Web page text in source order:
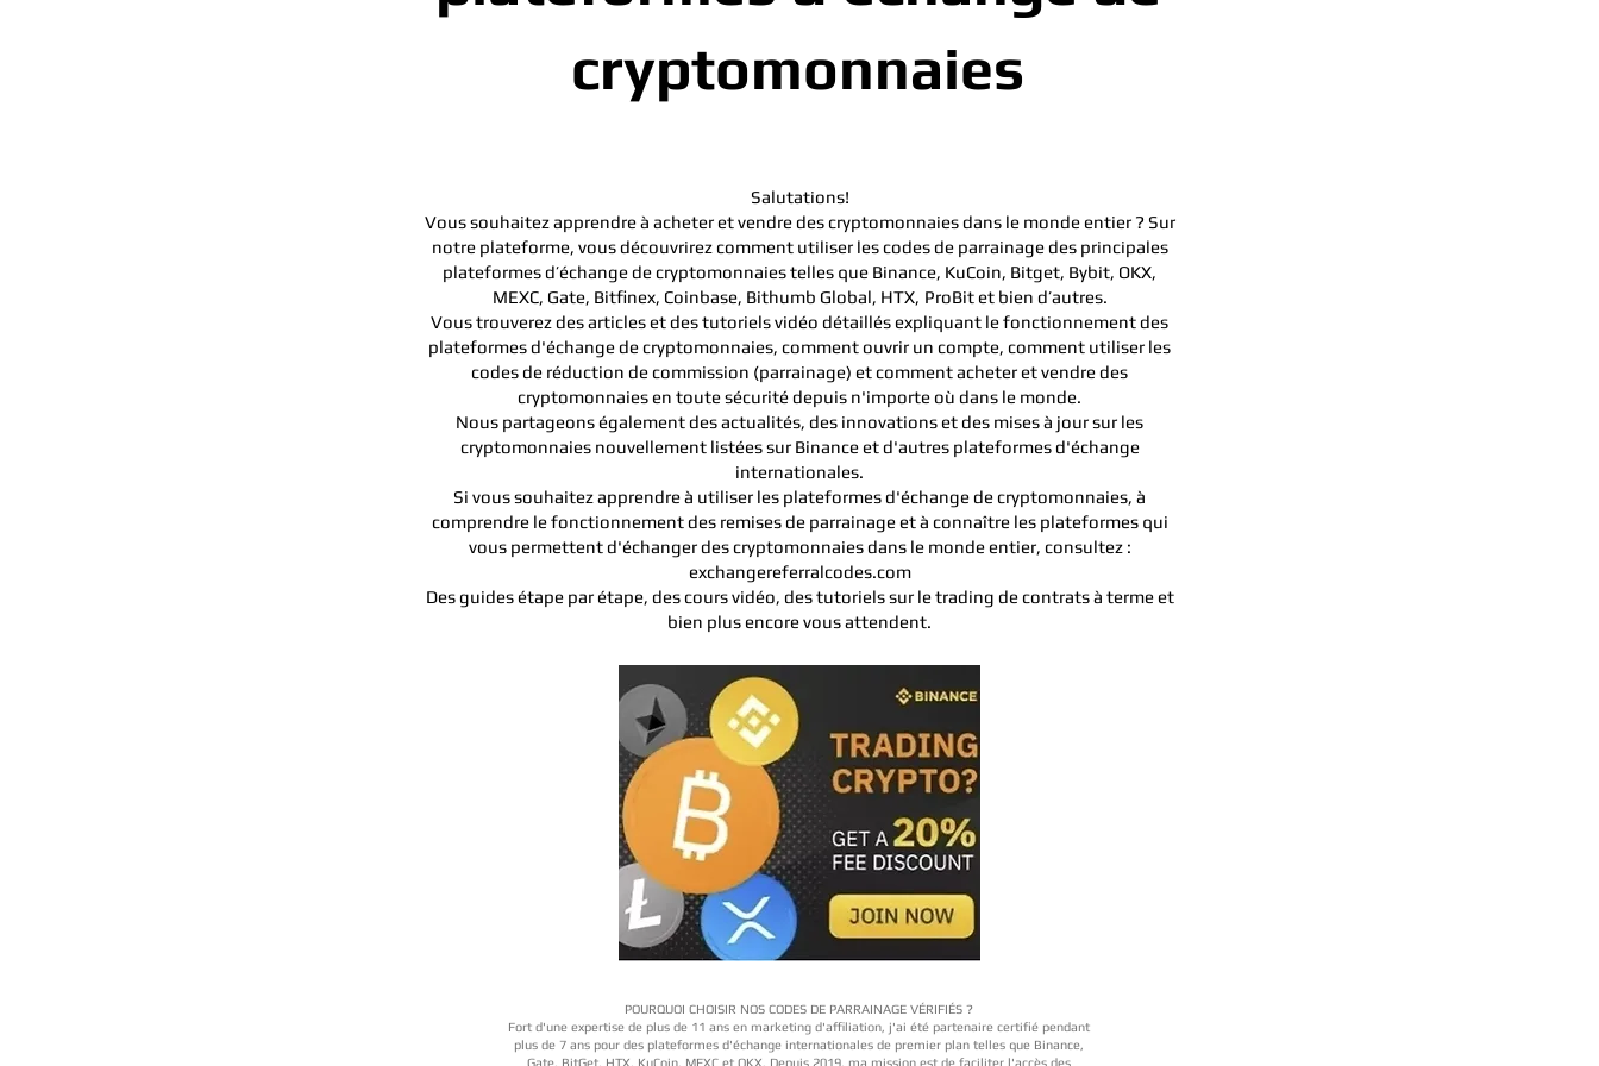
cryptomonnaies
Salutations!
Vous souhaitez apprendre à acheter et vendre des cryptomonnaies dans le monde entier ? Sur
notre plateforme, vous découvrirez comment utiliser les codes de parrainage des principales
plateformes d’échange de cryptomonnaies telles que Binance, KuCoin, Bitget, Bybit, OKX,
MEXC, Gate, Bitfinex, Coinbase, Bithumb Global, HTX, ProBit et bien d’autres.
Vous trouverez des articles et des tutoriels vidéo détaillés expliquant le fonctionnement des
plateformes d'échange de cryptomonnaies, comment ouvrir un compte, comment utiliser les
codes de réduction de commission (parrainage) et comment acheter et vendre des
cryptomonnaies en toute sécurité depuis n'importe où dans le monde.
Nous partageons également des actualités, des innovations et des mises à jour sur les
cryptomonnaies nouvellement listées sur Binance et d'autres plateformes d'échange
internationales.
Si vous souhaitez apprendre à utiliser les plateformes d'échange de cryptomonnaies, à
comprendre le fonctionnement des remises de parrainage et à connaître les plateformes qui
vous permettent d'échanger des cryptomonnaies dans le monde entier, consultez :
exchangereferralcodes.com
Des guides étape par étape, des cours vidéo, des tutoriels sur le trading de contrats à terme et
bien plus encore vous attendent.
POURQUOI CHOISIR NOS CODES DE PARRAINAGE VÉRIFIÉS ?
Fort d'une expertise de plus de 11 ans en marketing d'affiliation, j'ai été partenaire certifié pendant
plus de 7 ans pour des plateformes d'échange internationales de premier plan telles que Binance,
Gate, BitGet, HTX, KuCoin, MEXC et OKX. Depuis 2019, ma mission est de faciliter l'accès des